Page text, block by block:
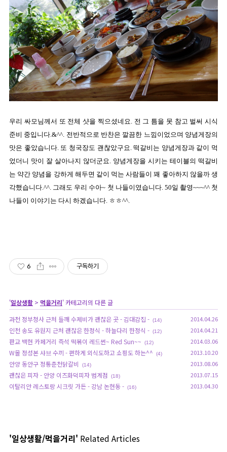
우리 싸모님께서 또 전체 샷을 찍으셨네요. 전 그 틈을 못 참고 벌써 시식
준비 중입니다.&^^. 전반적으로 반찬은 깔끔한 느낌이었으며 양념게장의
맛은 좋았습니다. 또 청국장도 괜찮았구요. 떡갈비는 양념게장과 같이 먹
었더니 맛이 잘 살아나지 않더군요. 양념게장을 시키는 테이블의 떡갈비
는 약간 양념을 강하게 해두면 같이 먹는 사람들이 꽤 좋아하지 않을까 생
각했습니다.^^. 그래도 우리 수아~ 첫 나들이였습니다. 50일 촬영~~~^^ 첫
나들이 이야기는 다시 하겠습니다. ㅎㅎ^^.
6 구독하기
'일상생활 > 먹을거리' 카테고리의 다른 글
과천 정부청사 근처 들깨 수제비가 괜찮은 곳 - 김대감집 - (14) 2014.04.26
인천 송도 유원지 근처 괜찮은 한정식 - 하늘다리 한정식 - (12) 2014.04.21
판교 백현 카페거리 즉석 떡볶이 레드썬~ Red Sun~~ (12) 2014.03.06
W몰 정성본 샤브 수끼 - 편하게 외식도하고 쇼핑도 하는^^ (4) 2013.10.20
안양 동안구 정통춘천닭갈비 (14) 2013.08.06
괜찮은 피자 - 안양 이즈화덕피자 범계점 (18) 2013.07.15
이탈리안 레스토랑 시크릿 가든 - 강남 논현동 - (16) 2013.04.30
'일상생활/먹을거리' Related Articles